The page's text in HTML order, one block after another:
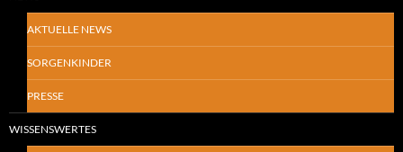
AKTUELLE NEWS
SORGENKINDER
PRESSE
WISSENSWERTES